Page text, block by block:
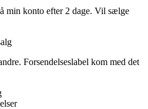
min konto efter 2 dage. Vil sælge
Forsendelseslabel kom med det